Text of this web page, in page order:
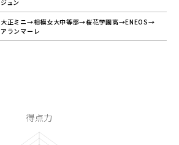
ジュン
大正ミニ→相模女大中等部→桜花学園高→ENEOS→
アランマーレ